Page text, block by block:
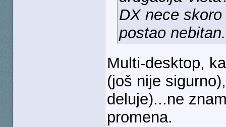
DX nece
postao nebitan.
Multi-desktop,
(još nije
deluje)...ne
promena.